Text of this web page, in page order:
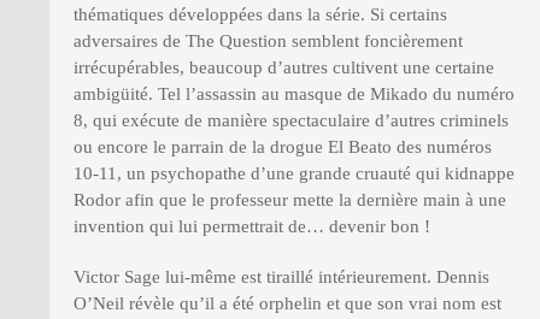
thématiques développées dans la série. Si certains
adversaires de The Question semblent foncièrement
irrécupérables, beaucoup d’autres cultivent une certaine
ambigüité. Tel l’assassin au masque de Mikado du numéro
8, qui exécute de manière spectaculaire d’autres criminels
ou encore le parrain de la drogue El Beato des numéros
10-11, un psychopathe d’une grande cruauté qui kidnappe
Rodor afin que le professeur mette la dernière main à une
invention qui lui permettrait de… devenir bon !
Victor Sage lui-même est tiraillé intérieurement. Dennis
O’Neil révèle qu’il a été orphelin et que son vrai nom est